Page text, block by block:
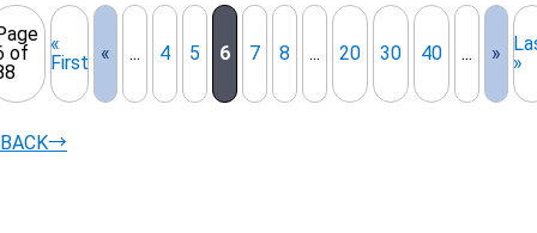
of
«
First
« ... 4 5 6 7 8 ... 20 30 40 ... »
»
BACK→